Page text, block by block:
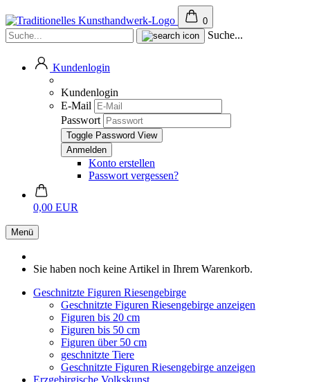
0
Suche...
Kundenlogin
Kundenlogin
E-Mail
Passwort
Toggle Password View
Konto erstellen
Passwort vergessen?
0,00 EUR
Menü
Sie haben noch keine Artikel in Ihrem Warenkorb.
Geschnitzte Figuren Riesengebirge
Geschnitzte Figuren Riesengebirge anzeigen
Figuren bis 20 cm
Figuren bis 50 cm
Figuren über 50 cm
geschnitzte Tiere
Geschnitzte Figuren Riesengebirge anzeigen
Erzgebirgische Volkskunst